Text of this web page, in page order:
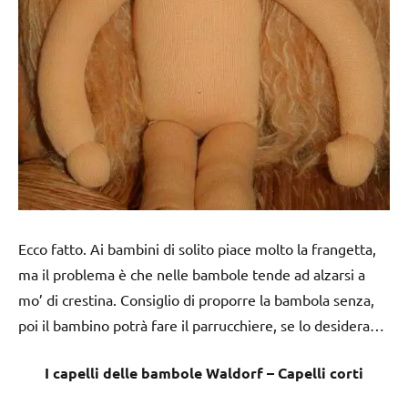
Ecco fatto. Ai bambini di solito piace molto la frangetta,
ma il problema è che nelle bambole tende ad alzarsi a
mo’ di crestina. Consiglio di proporre la bambola senza,
poi il bambino potrà fare il parrucchiere, se lo desidera…
I capelli delle bambole Waldorf – Capelli corti